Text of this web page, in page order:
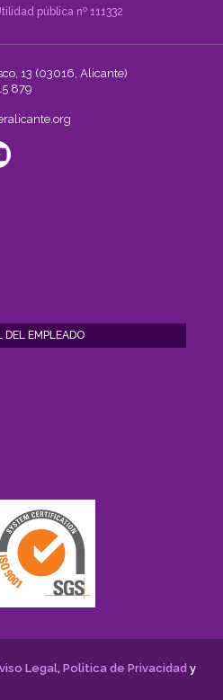
pública nº 111332
13 (03016, Alicante)
879
Legal, Politica de Privacidad y